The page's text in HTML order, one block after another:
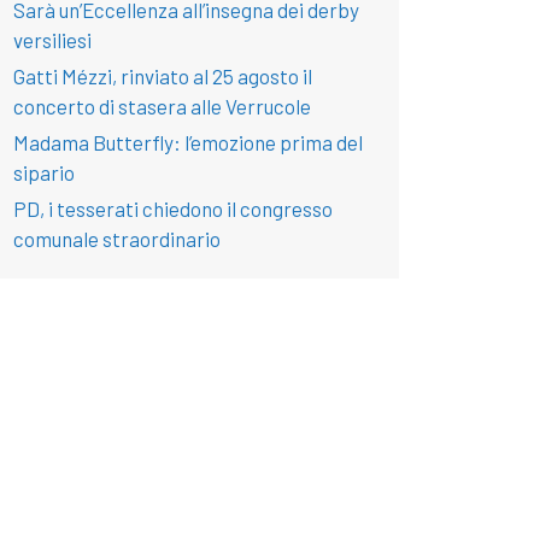
Sarà un’Eccellenza all’insegna dei derby
versiliesi
Gatti Mézzi, rinviato al 25 agosto il
concerto di stasera alle Verrucole
Madama Butterfly: l’emozione prima del
sipario
PD, i tesserati chiedono il congresso
comunale straordinario